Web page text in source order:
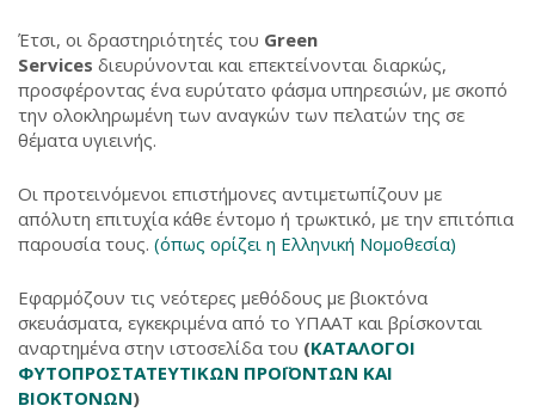
Έτσι, οι δραστηριότητές του Green
Services διευρύνονται και επεκτείνονται διαρκώς,
προσφέροντας ένα ευρύτατο φάσμα υπηρεσιών, με σκοπό
την ολοκληρωμένη των αναγκών των πελατών της σε
θέματα υγιεινής.
Οι προτεινόμενοι επιστήμονες αντιμετωπίζουν με
απόλυτη επιτυχία κάθε έντομο ή τρωκτικό, με την επιτόπια
παρουσία τους. (όπως ορίζει η Ελληνική Νομοθεσία)
Εφαρμόζουν τις νεότερες μεθόδους με βιοκτόνα
σκευάσματα, εγκεκριμένα από το ΥΠΑΑΤ και βρίσκονται
αναρτημένα στην ιστοσελίδα του (ΚΑΤΑΛΟΓΟΙ
ΦΥΤΟΠΡΟΣΤΑΤΕΥΤΙΚΩΝ ΠΡΟΪΟΝΤΩΝ ΚΑΙ
ΒΙΟΚΤΟΝΩΝ)